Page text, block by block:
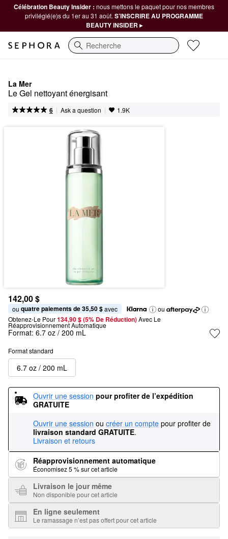
Célébration Beauty Insider : nous mettons le paquet pour nos membres
privilégié(e)s du 1er au 31 août. S’INSCRIRE AU PROGRAMME
BEAUTY INSIDER ▸
Recherche
La Mer
Le Gel nettoyant énergisant
6 | Ask a question | 1.9K
142,00 $
ou quatre paiements de 35,50 $ avec
ou
Obtenez-Le Pour134,90 $ (5% De Réduction) Avec Le
Réapprovisionnement Automatique
Format: 6.7 oz / 200 mL
Format standard
6.7 oz / 200 mL
Ouvrir une session pour profiter de l’expédition
GRATUITE
Ouvrir une session ou créer un compte pour profiter de
livraison standard GRATUITE.
Livraison et retours
Réapprovisionnement automatique
Économisez 5 % sur cet article
Livraison le jour même
Non disponible pour cet article
En ligne seulement
Le ramassage n’est pas offert pour cet article